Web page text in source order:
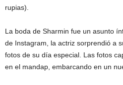
rupias).
La boda de Sharmin fue un asunto
de Instagram, la actriz sorprendió a
fotos de su día especial. Las fotos
en el mandap, embarcando en un